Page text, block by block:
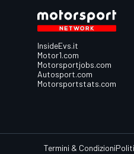
InsideEvs.it
Motor1.com
Motorsportjobs.com
Autosport.com
Motorsportstats.com
Termini & Condizioni